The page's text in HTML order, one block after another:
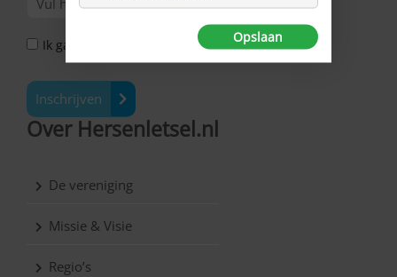
Ik ga akkoord met het Privacy Statement *
Inschrijven
Over Hersenletsel.nl
De vereniging
Missie & Visie
Regio’s
Opslaan